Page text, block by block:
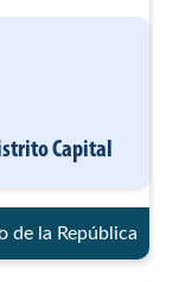
Capital
de la República